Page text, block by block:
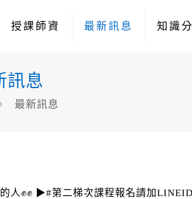
授課師資 最新訊息 知識
訊息
最新訊息
✊✊ ▶#第二梯次課程報名請加